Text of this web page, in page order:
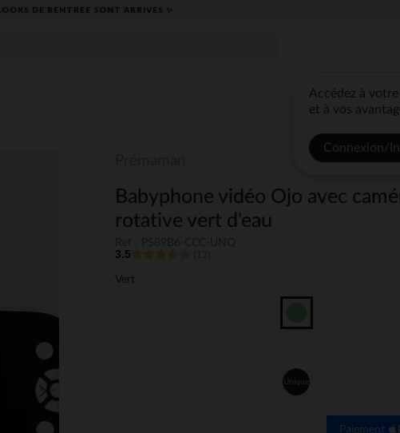
DE RENTRÉE SONT ARRIVÉS ✨
Accédez à
et à vos
Connexion/
Babyphone vidéo Ojo avec
rotative vert d'eau
3.5
Vert
Unique
Paiement